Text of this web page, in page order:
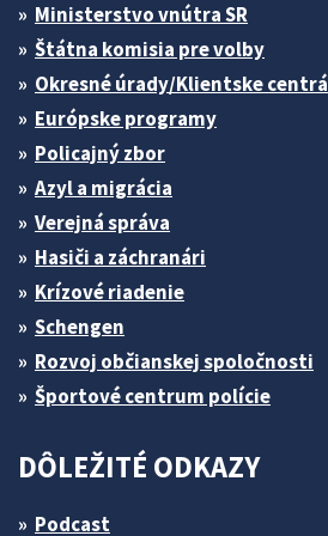
Ministerstvo vnútra SR
Štátna komisia pre volby
Okresné úrady/Klientske centrá
Európske programy
Policajný zbor
Azyl a migrácia
Verejná správa
Hasiči a záchranári
Krízové riadenie
Schengen
Rozvoj občianskej spoločnosti
Športové centrum polície
DÔLEŽITÉ ODKAZY
Podcast